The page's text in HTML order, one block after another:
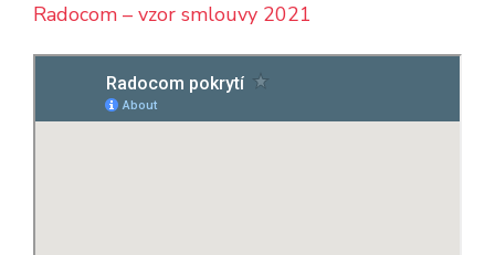
Radocom – vzor smlouvy 2021